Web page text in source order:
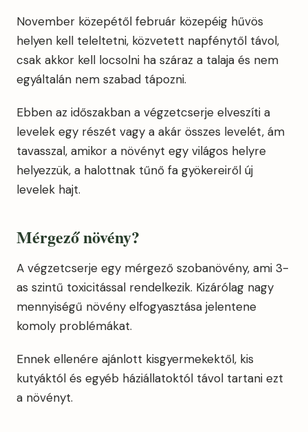
November közepétől február közepéig hűvös
helyen kell teleltetni, közvetett napfénytől távol,
csak akkor kell locsolni ha száraz a talaja és nem
egyáltalán nem szabad tápozni.
Ebben az időszakban a végzetcserje elveszíti a
levelek egy részét vagy a akár összes levelét, ám
tavasszal, amikor a növényt egy világos helyre
helyezzük, a halottnak tűnő fa gyökereiről új
levelek hajt.
Mérgező növény?
A végzetcserje egy mérgező szobanövény, ami 3-
as szintű toxicitással rendelkezik. Kizárólag nagy
mennyiségű növény elfogyasztása jelentene
komoly problémákat.
Ennek ellenére ajánlott kisgyermekektől, kis
kutyáktól és egyéb háziállatoktól távol tartani ezt
a növényt.